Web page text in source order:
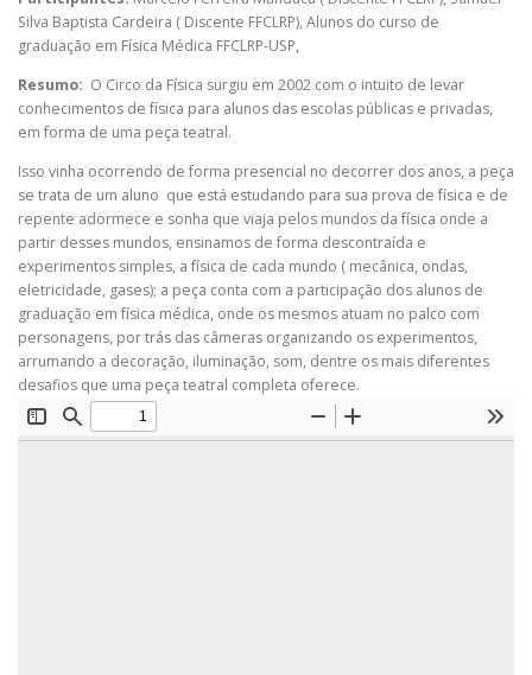
Silva Baptista Cardeira ( Discente FFCLRP), Alunos do curso de
graduação em Física Médica FFCLRP-USP,
Resumo: O Circo da Física surgiu em 2002 com o intuito de levar
conhecimentos de física para alunos das escolas públicas e privadas,
em forma de uma peça teatral.
Isso vinha ocorrendo de forma presencial no decorrer dos anos, a peça
se trata de um aluno que está estudando para sua prova de física e de
repente adormece e sonha que viaja pelos mundos da física onde a
partir desses mundos, ensinamos de forma descontraída e
experimentos simples, a física de cada mundo ( mecânica, ondas,
eletricidade, gases); a peça conta com a participação dos alunos de
graduação em física médica, onde os mesmos atuam no palco com
personagens, por trás das câmeras organizando os experimentos,
arrumando a decoração, iluminação, som, dentre os mais diferentes
desafios que uma peça teatral completa oferece.